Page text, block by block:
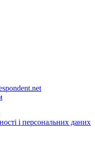
і персональних даних